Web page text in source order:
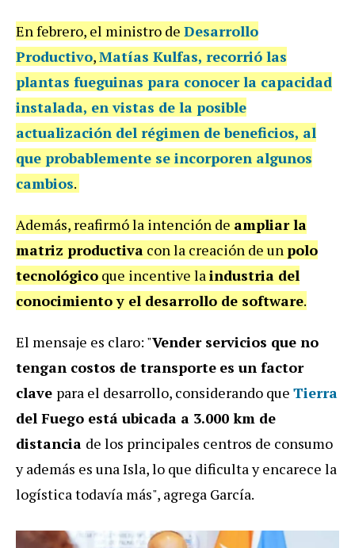
En febrero, el ministro de Desarrollo
Productivo,Matías Kulfas, recorrió las
plantas fueguinas para conocer la capacidad
instalada, en vistas de la posible
actualización del régimen de beneficios, al
que probablemente se incorporen algunos
cambios.
Además, reafirmó la intención de ampliar la
matriz productiva con la creación de unpolo
tecnológico que incentive laindustria del
conocimiento y el desarrollo de software.
El mensaje es claro: "Vender servicios que no
tengan costos de transporte es un factor
clave para el desarrollo, considerando que Tierra
del Fuego está ubicada a 3.000 km de
distancia de los principales centros de consumo
y además es una Isla, lo que dificulta y encarece la
logística todavía más", agrega García.